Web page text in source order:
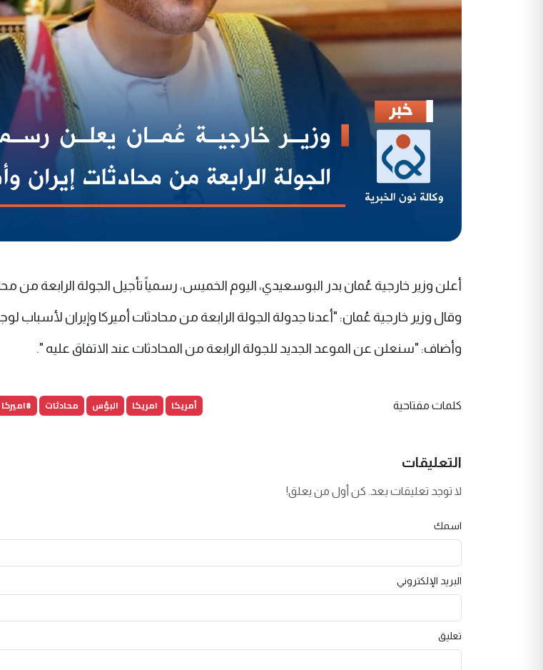
أعلن وزير خارجية عُمان بدر البوسعيدي، اليوم الخميس، رسمياً تأجيل الجولة الرابعة من
وقال وزير خارجية عُمان: "أعدنا جدولة الجولة الرابعة من محادثات أميركا وإيران لأسباب
وأضاف: "سنعلن عن الموعد الجديد للجولة الرابعة من المحادثات عند الاتفاق عليه ".
كلمات مفتاحية أمريكا امريكا البؤس محادثات #اميركا
التعليقات
لا توجد تعليقات بعد. كن أول من يعلق!
اسمك
البريد الإلكتروني
تعليق